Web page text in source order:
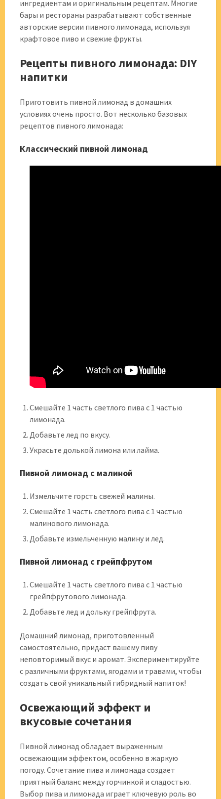
ингредиентам и оригинальным рецептам. Многие
бары и рестораны разрабатывают собственные
авторские версии пивного лимонада, используя
крафтовое пиво и свежие фрукты.
Рецепты пивного лимонада: DIY
напитки
Приготовить пивной лимонад в домашних
условиях очень просто. Вот несколько базовых
рецептов пивного лимонада:
Классический пивной лимонад
Смешайте 1 часть светлого пива с 1 частью
лимонада.
Добавьте лед по вкусу.
Украсьте долькой лимона или лайма.
Пивной лимонад с малиной
Измельчите горсть свежей малины.
Смешайте 1 часть светлого пива с 1 частью
малинового лимонада.
Добавьте измельченную малину и лед.
Пивной лимонад с грейпфрутом
Смешайте 1 часть светлого пива с 1 частью
грейпфрутового лимонада.
Добавьте лед и дольку грейпфрута.
Домашний лимонад, приготовленный
самостоятельно, придаст вашему пиву
неповторимый вкус и аромат. Экспериментируйте
с различными фруктами, ягодами и травами, чтобы
создать свой уникальный гибридный напиток!
Освежающий эффект и
вкусовые сочетания
Пивной лимонад обладает выраженным
освежающим эффектом, особенно в жаркую
погоду. Сочетание пива и лимонада создает
приятный баланс между горчинкой и сладостью.
Выбор пива и лимонада играет ключевую роль во